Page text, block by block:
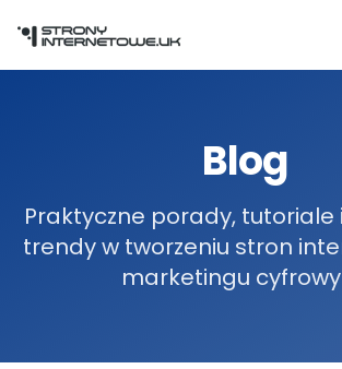
Blog
Praktyczne porady, tutoriale
trendy w tworzeniu stron
marketingu